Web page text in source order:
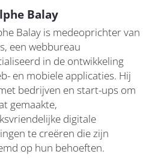
Balay
Balay is medeoprichter van
een webbureau
in de ontwikkeling
en mobiele applicaties. Hij
bedrijven en start-ups om
gemaakte,
digitale
te creëren die zijn
op hun behoeften.